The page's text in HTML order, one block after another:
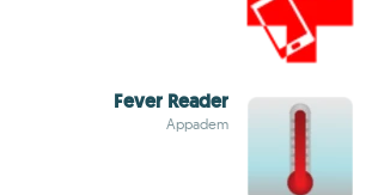
Fever Reader
Appadem